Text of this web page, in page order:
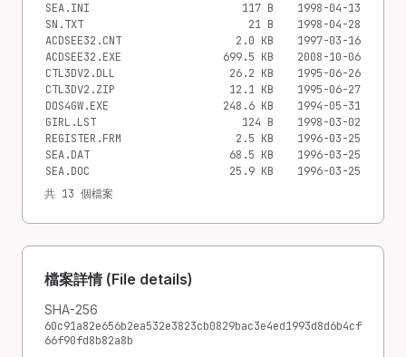
SEA.INI
117 B
1998-04-13
SN.TXT
21 B
1998-04-28
ACDSEE32.CNT
2.0 KB
1997-03-16
ACDSEE32.EXE
699.5 KB
2008-10-06
CTL3DV2.DLL
26.2 KB
1995-06-26
CTL3DV2.ZIP
12.1 KB
1995-06-27
DOS4GW.EXE
248.6 KB
1994-05-31
GIRL.LST
124 B
1998-03-02
REGISTER.FRM
2.5 KB
1996-03-25
SEA.DAT
68.5 KB
1996-03-25
SEA.DOC
25.9 KB
1996-03-25
共 13 個檔案
檔案詳情 (File details)
SHA-256
60c91a82e656b2ea532e3823cb0829bac3e4ed1993d8d6b4cf
66f90fd8b82a8b